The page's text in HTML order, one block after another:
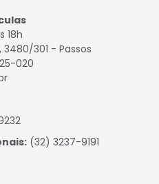
18h
3480/301 - Passos
020
(32) 3237-9191